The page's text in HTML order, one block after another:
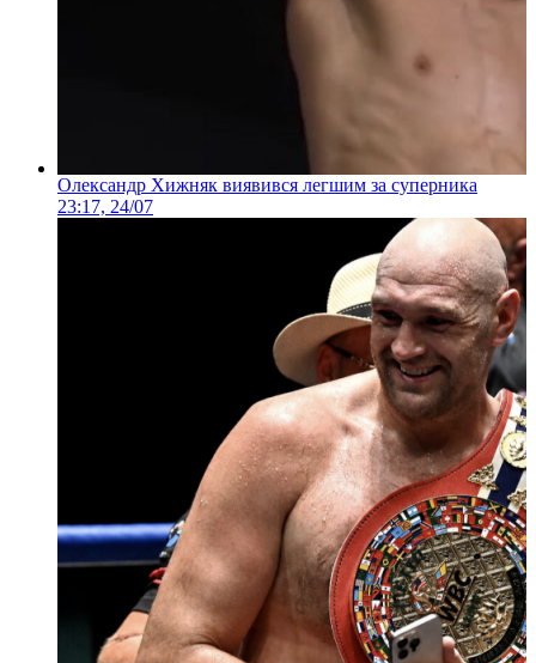
Олександр Хижняк виявився легшим за суперника
23:17, 24/07